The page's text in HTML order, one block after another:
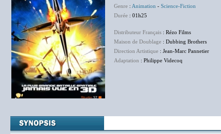
Genre : Animation - Science-Fiction
Durée : 01h25
Distributeur Français : Rézo Films
Maison de Doublage : Dubbing Brothers
Direction Artistique : Jean-Marc Pannetier
Adaptation : Philippe Videcoq